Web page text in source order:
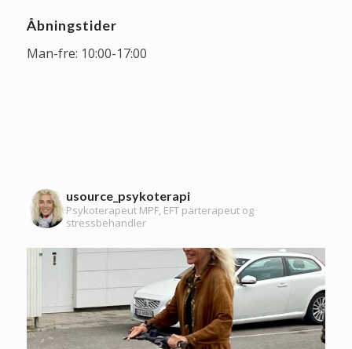
Åbningstider
Man-fre: 10:00-17:00
usource_psykoterapi
Psykoterapeut MPF, EFT parterapeut og
stressbehandler